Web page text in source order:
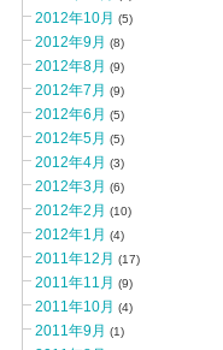
2012年10月 (5)
2012年9月 (8)
2012年8月 (9)
2012年7月 (9)
2012年6月 (5)
2012年5月 (5)
2012年4月 (3)
2012年3月 (6)
2012年2月 (10)
2012年1月 (4)
2011年12月 (17)
2011年11月 (9)
2011年10月 (4)
2011年9月 (1)